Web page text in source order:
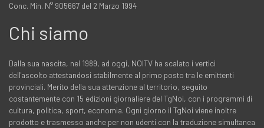
Conc. Min. N° 905667 del 2 Marzo 1994
Chi siamo
Dalla sua nascita, nel 1989, ad oggi, NOITV ha scalato i vertici
dell'ascolto attestandosi stabilmente al primo posto tra le emittenti
provinciali. Merito della sua attenzione al territorio, seguito
costantemente con 15 edizioni giornaliere del TgNoi, con i programmi di
cultura, politica, sport, economia. Ogni giorno il TgNoi viene inoltre
prodotto e trasmesso anche per non udenti con la traduzione simultanea